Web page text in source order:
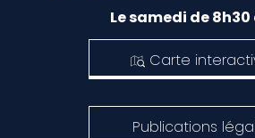
Le samedi de 8h30
Carte
Publications